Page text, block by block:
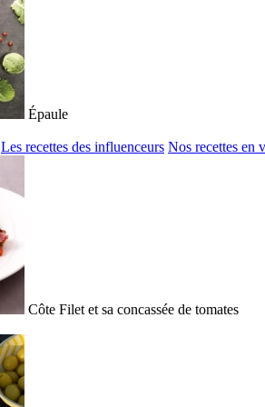
Épaule
Les recettes des influenceurs Nos recettes en
Côte Filet et sa concassée de tomates